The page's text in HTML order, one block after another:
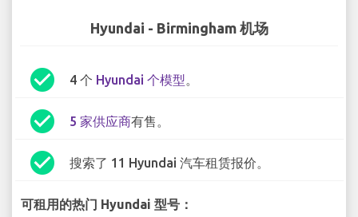
Hyundai - Birmingham 机场
check_circle 4 个 Hyundai 个模型。
check_circle 5 家供应商有售。
check_circle 搜索了 11 Hyundai 汽车租赁报价。
可租用的热门 Hyundai 型号：